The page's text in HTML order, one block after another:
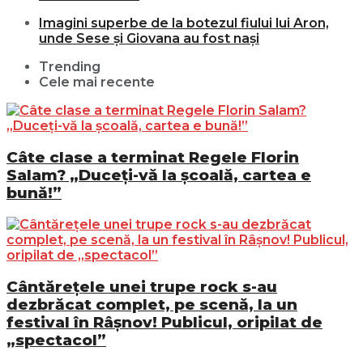
Imagini superbe de la botezul fiului lui Aron,
unde Sese și Giovana au fost nași
Trending
Cele mai recente
Câte clase a terminat Regele Florin
Salam? „Duceți-vă la școală, cartea e
bună!”
Cântărețele unei trupe rock s-au
dezbrăcat complet, pe scenă, la un
festival în Râșnov! Publicul, oripilat de
„spectacol”